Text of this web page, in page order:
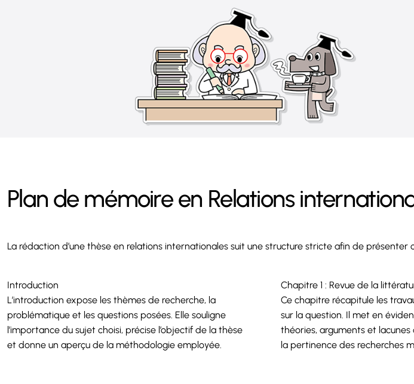
Plan de mémoire en Relations
La rédaction d’une thèse en relations internationales suit une structure stricte afin de
Introduction
L’introduction expose les thèmes de recherche, la
problématique et les questions posées. Elle souligne
l’importance du sujet choisi, précise l’objectif de la thèse
et donne un aperçu de la méthodologie employée.
Chapitre 1 : Revue de la
Ce chapitre récapitule les
sur la question. Il met en
théories, arguments et
la pertinence des recherches